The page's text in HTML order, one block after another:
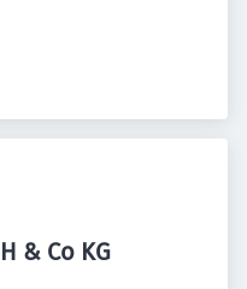
& Co KG